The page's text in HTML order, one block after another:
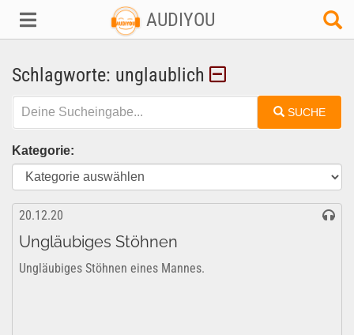
AUDIYOU
Schlagworte: unglaublich
SUCHE
Kategorie:
20.12.20
Ungläubiges Stöhnen
Ungläubiges Stöhnen eines Mannes.